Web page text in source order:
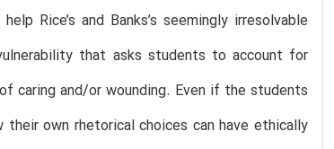
Rice’s and Banks’s seemingly irresolvable
that asks students to account for
caring and/or wounding. Even if the students
own rhetorical choices can have ethically